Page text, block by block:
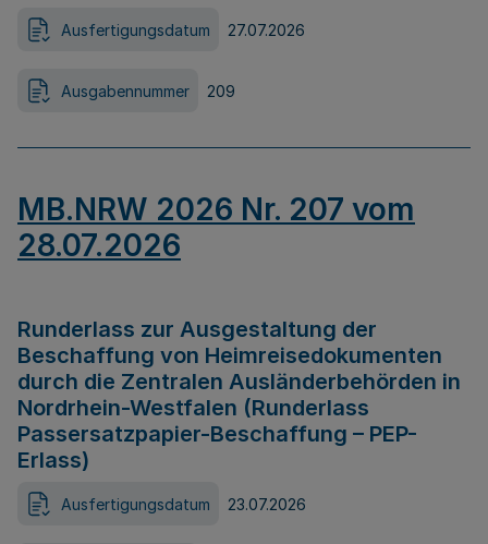
Ausfertigungsdatum 27.07.2026
Ausgabennummer 209
MB.NRW 2026 Nr. 207 vom
28.07.2026
Runderlass zur Ausgestaltung der
Beschaffung von Heimreisedokumenten
durch die Zentralen Ausländerbehörden in
Nordrhein-Westfalen (Runderlass
Passersatzpapier-Beschaffung – PEP-
Erlass)
Ausfertigungsdatum 23.07.2026